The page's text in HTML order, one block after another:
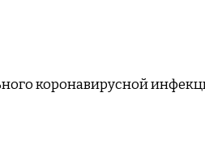
коронавирусной